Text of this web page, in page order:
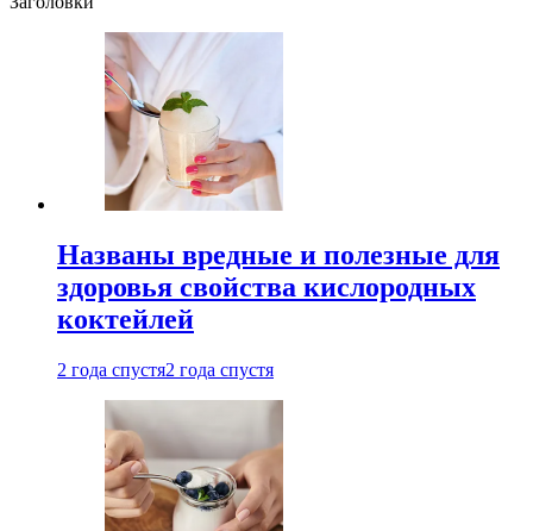
Названы вредные и полезные для
здоровья свойства кислородных
коктейлей
2 года спустя2 года спустя